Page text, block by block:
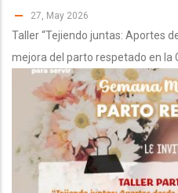
27, May 2026
Taller “Tejiendo juntas: Aportes
mejora del parto respetado en la